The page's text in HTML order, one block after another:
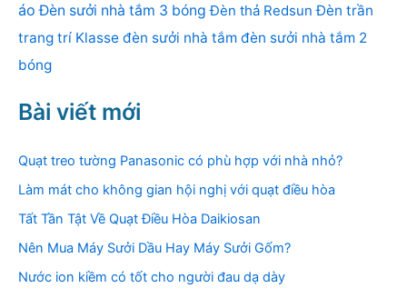
áo Đèn sưởi nhà tắm 3 bóng Đèn thả Redsun Đèn trần
trang trí Klasse đèn sưởi nhà tắm đèn sưởi nhà tắm 2
bóng
Bài viết mới
Quạt treo tường Panasonic có phù hợp với nhà nhỏ?
Làm mát cho không gian hội nghị với quạt điều hòa
Tất Tần Tật Về Quạt Điều Hòa Daikiosan
Nên Mua Máy Sưởi Dầu Hay Máy Sưởi Gốm?
Nước ion kiềm có tốt cho người đau dạ dày